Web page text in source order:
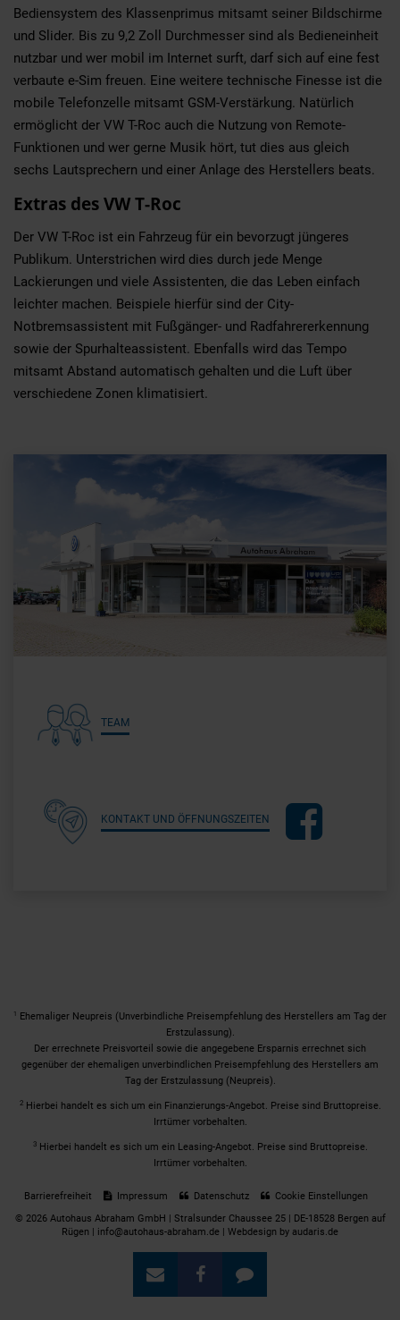
Bediensystem des Klassenprimus mitsamt seiner Bildschirme
und Slider. Bis zu 9,2 Zoll Durchmesser sind als Bedieneinheit
nutzbar und wer mobil im Internet surft, darf sich auf eine fest
verbaute e-Sim freuen. Eine weitere technische Finesse ist die
mobile Telefonzelle mitsamt GSM-Verstärkung. Natürlich
ermöglicht der VW T-Roc auch die Nutzung von Remote-
Funktionen und wer gerne Musik hört, tut dies aus gleich
sechs Lautsprechern und einer Anlage des Herstellers beats.
Extras des VW T-Roc
Der VW T-Roc ist ein Fahrzeug für ein bevorzugt jüngeres
Publikum. Unterstrichen wird dies durch jede Menge
Lackierungen und viele Assistenten, die das Leben einfach
leichter machen. Beispiele hierfür sind der City-
Notbremsassistent mit Fußgänger- und Radfahrererkennung
sowie der Spurhalteassistent. Ebenfalls wird das Tempo
mitsamt Abstand automatisch gehalten und die Luft über
verschiedene Zonen klimatisiert.
TEAM
KONTAKT UND ÖFFNUNGSZEITEN
1
Ehemaliger Neupreis (Unverbindliche Preisempfehlung des Herstellers am Tag der
Erstzulassung).
Der errechnete Preisvorteil sowie die angegebene Ersparnis errechnet sich
gegenüber der ehemaligen unverbindlichen Preisempfehlung des Herstellers am
Tag der Erstzulassung (Neupreis).
2 Hierbei handelt es sich um ein Finanzierungs-Angebot. Preise sind Bruttopreise.
Irrtümer vorbehalten.
3 Hierbei handelt es sich um ein Leasing-Angebot. Preise sind Bruttopreise.
Irrtümer vorbehalten.
Barrierefreiheit Impressum Datenschutz
Cookie Einstellungen
© 2026 Autohaus Abraham GmbH | Stralsunder Chaussee 25 | DE-18528 Bergen auf
Rügen | info@autohaus-abraham.de | Webdesign by audaris.de